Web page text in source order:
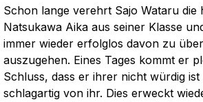
Schon lange verehrt Sajo Wataru die
Natsukawa Aika aus seiner Klasse
immer wieder erfolglos davon zu
auszugehen. Eines Tages kommt er
Schluss, dass er ihrer nicht würdig
schlagartig von ihr. Dies erweckt